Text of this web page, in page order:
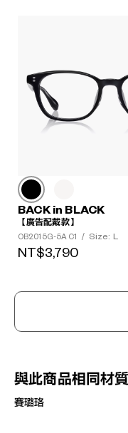
BACK in BLACK
【廣告配戴款】
OB2015G-5A C1
/ Size: L
NT$3,790
與此商品相同材質
賽璐珞